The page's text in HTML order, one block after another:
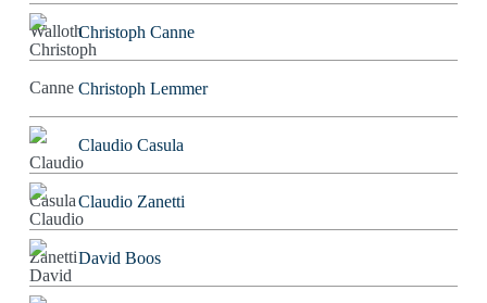
Christoph Canne
Christoph Lemmer
Claudio Casula
Claudio Zanetti
David Boos